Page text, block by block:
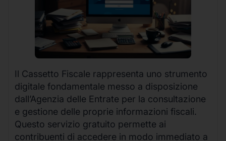
Il Cassetto Fiscale rappresenta uno strumento
digitale fondamentale messo a disposizione
dall’Agenzia delle Entrate per la consultazione
e gestione delle proprie informazioni fiscali.
Questo servizio gratuito permette ai
contribuenti di accedere in modo immediato a